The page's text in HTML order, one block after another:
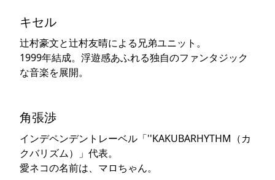
キセル
辻村豪文と辻村友晴による兄弟ユニット。
1999年結成。浮遊感あふれる独自のファンタジック
な音楽を展開。
角張渉
インデペンデントレーベル「''KAKUBARHYTHM（カ
クバリズム）」代表。
愛ネコの名前は、マロちゃん。